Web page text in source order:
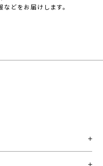
どをお届けします。